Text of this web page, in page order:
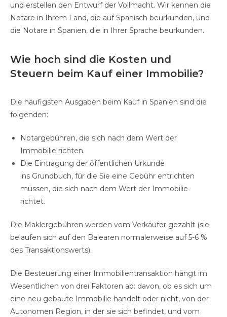
und erstellen den Entwurf der Vollmacht. Wir kennen die
Notare in Ihrem Land, die auf Spanisch beurkunden, und
die Notare in Spanien, die in Ihrer Sprache beurkunden.
Wie hoch sind die Kosten und
Steuern beim Kauf einer Immobilie?
Die häufigsten Ausgaben beim Kauf in Spanien sind die
folgenden:
Notargebühren, die sich nach dem Wert der
Immobilie richten.
Die Eintragung der öffentlichen Urkunde
ins Grundbuch, für die Sie eine Gebühr entrichten
müssen, die sich nach dem Wert der Immobilie
richtet.
Die Maklergebühren werden vom Verkäufer gezahlt (sie
belaufen sich auf den Balearen normalerweise auf 5-6 %
des Transaktionswerts).
Die Besteuerung einer Immobilientransaktion hängt im
Wesentlichen von drei Faktoren ab: davon, ob es sich um
eine neu gebaute Immobilie handelt oder nicht, von der
Autonomen Region, in der sie sich befindet, und vom